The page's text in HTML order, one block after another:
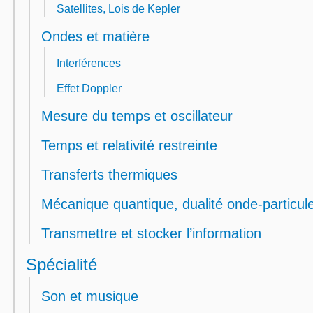
Satellites, Lois de Kepler
Ondes et matière
Interférences
Effet Doppler
Mesure du temps et oscillateur
Temps et relativité restreinte
Transferts thermiques
Mécanique quantique, dualité onde-
Transmettre et stocker l’information
Spécialité
Son et musique